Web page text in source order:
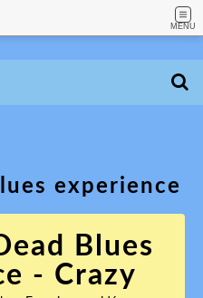
MENU
experience
Blues
- Crazy